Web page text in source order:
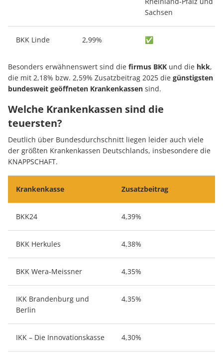
Sachsen
BKK Linde 2,99% ✅
Besonders erwähnenswert sind die firmus BKK und die hkk,
die mit 2,18% bzw. 2,59% Zusatzbeitrag 2025 die günstigsten
bundesweit geöffneten Krankenkassen sind.
Welche Krankenkassen sind die
teuersten?
Deutlich über Bundesdurchschnitt liegen leider auch viele
der größten Krankenkassen Deutschlands, insbesondere die
KNAPPSCHAFT.
Krankenkasse Zusatzbeitrag
BKK24 4,39%
BKK Herkules 4,38%
BKK Wera-Meissner 4,35%
IKK Brandenburg und
Berlin
4,35%
IKK – Die Innovationskasse 4,30%